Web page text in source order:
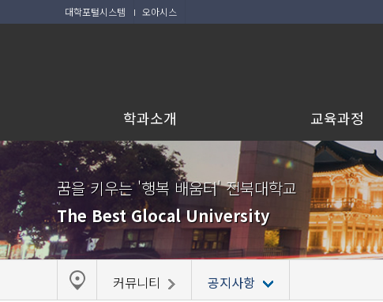
대학포털시스템 오아시스
학과소개 교육과정
꿈을 키우는 '행복 배움터' 전북대학교
The Best Glocal University
커뮤니티 공지사항